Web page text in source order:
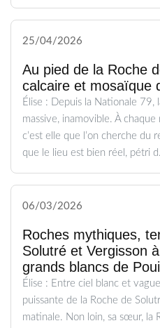
25/04/2026
Au pied de la Roche
calcaire et mosaïque
Élise : Depuis la Nationale 79,
massive, inamovible. À
c’est elle que l’on cherche du
que le lieu est bien réel, pétri
06/03/2026
Roches mythiques,
Solutré et Vergisson
grands blancs de
Élise : Entre ciel blanc et
puissante de la Roche de
matinale. Non loin, sa sœur, la